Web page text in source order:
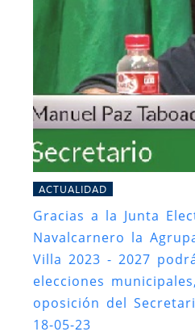
ACTUALIDAD
Gracias a la Junta
Navalcarnero la
Villa 2023 - 2027
elecciones
oposición del
18-05-23